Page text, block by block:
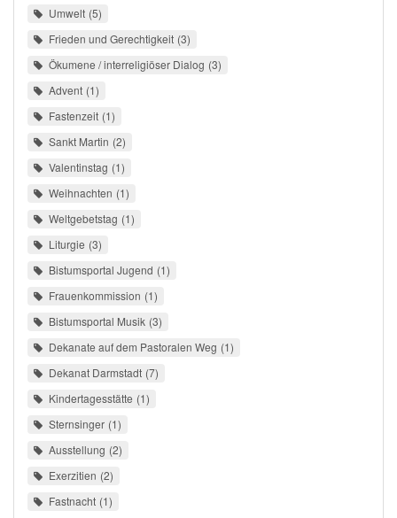
Umwelt 5
Frieden und Gerechtigkeit 3
Ökumene / interreligiöser Dialog 3
Advent 1
Fastenzeit 1
Sankt Martin 2
Valentinstag 1
Weihnachten 1
Weltgebetstag 1
Liturgie 3
Bistumsportal Jugend 1
Frauenkommission 1
Bistumsportal Musik 3
Dekanate auf dem Pastoralen Weg 1
Dekanat Darmstadt 7
Kindertagesstätte 1
Sternsinger 1
Ausstellung 2
Exerzitien 2
Fastnacht 1